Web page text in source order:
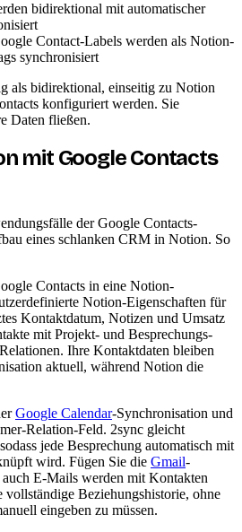
bidirektional mit automatischer
Contact-Labels werden als Notion-
synchronisiert
als bidirektional, einseitig zu Notion
konfiguriert werden. Sie
Daten fließen.
mit Google Contacts
der Google Contacts-
eines schlanken CRM in Notion. So
Contacts in eine Notion-
Notion-Eigenschaften für
Kontaktdatum, Notizen und Umsatz
mit Projekt- und Besprechungs-
Ihre Kontaktdaten bleiben
aktuell, während Notion die
Google Calendar-Synchronisation und
Relation-Feld. 2sync gleicht
jede Besprechung automatisch mit
wird. Fügen Sie die Gmail-
E-Mails werden mit Kontakten
vollständige Beziehungshistorie, ohne
eingeben zu müssen.